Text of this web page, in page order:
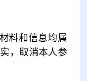
料和信息均属
，取消本人参